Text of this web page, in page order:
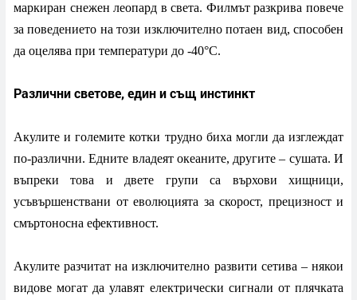
маркиран снежен леопард в света. Филмът разкрива повече
за поведението на този изключително потаен вид, способен
да оцелява при температури до -40°C.
Различни светове, един и същ инстинкт
Акулите и големите котки трудно биха могли да изглеждат
по-различни. Едните владеят океаните, другите – сушата. И
въпреки това и двете групи са върхови хищници,
усъвършенствани от еволюцията за скорост, прецизност и
смъртоносна ефективност.
Акулите разчитат на изключително развити сетива – някои
видове могат да улавят електрически сигнали от плячката